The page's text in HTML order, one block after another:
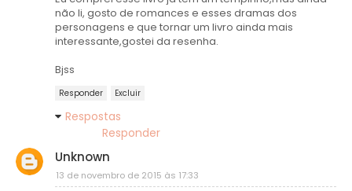
não li, gosto de romances e esses dramas dos
personagens e que tornar um livro ainda mais
interessante,gostei da resenha.
Bjss
Responder Excluir
Respostas
Responder
Unknown
13 de novembro de 2015 às 17:33